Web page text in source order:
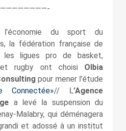
l’économie du sport du
la fédération française de
les ligues pro de basket,
et rugby ont choisi Olbia
pour mener l’étude
Connectée»// L’Agence
a levé la suspension du
Malabry, qui déménagera
et adossé à un institut